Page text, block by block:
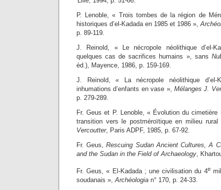
P. Lenoble, « Trois tombes de la région de
historiques d’el-Kadada en 1985 et 1986 »,
p. 89-119.
J. Reinold, « Le nécropole néolithique d’el-
quelques cas de sacrifices humains », sans
éd.), Mayence, 1986, p. 159-169.
J. Reinold, « La nécropole néolithique
inhumations d’enfants en vase », Mélanges J.
p. 279-289.
Fr. Geus et P. Lenoble, « Évolution du cimetière
transition vers le postméroïtique en milieu
Vercoutter, Paris ADPF, 1985, p. 67-92.
Fr. Geus,Rescuing Sudan Ancient Cultures, A
and the Sudan in the Field of Archaeology,
Fr. Geus, « El-Kadada ; une civilisation du 4e
soudanais »,Archéologia n° 170, p. 24-33.